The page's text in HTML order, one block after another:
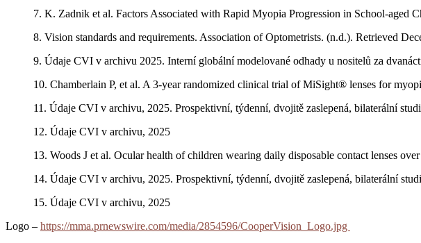
7. K. Zadnik et al. Factors Associated with Rapid Myopia Progression in School-aged
8. Vision standards and requirements. Association of Optometrists. (n.d.). Retrieved
9. Údaje CVI v archivu 2025. Interní globální modelované odhady u nositelů za
10. Chamberlain P, et al. A 3-year randomized clinical trial of MiSight® lenses for
11. Údaje CVI v archivu, 2025. Prospektivní, týdenní, dvojitě zaslepená, bilaterální
12. Údaje CVI v archivu, 2025
13. Woods J et al. Ocular health of children wearing daily disposable contact lenses
14. Údaje CVI v archivu, 2025. Prospektivní, týdenní, dvojitě zaslepená, bilaterální
15. Údaje CVI v archivu, 2025
Logo – https://mma.prnewswire.com/media/2854596/CooperVision_Logo.jpg